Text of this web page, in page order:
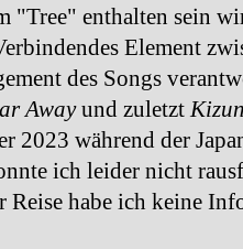
"Tree" enthalten sein
Element
des Songs
Awayund zuletzt
2023 während der
ich leider nicht
habe ich keine